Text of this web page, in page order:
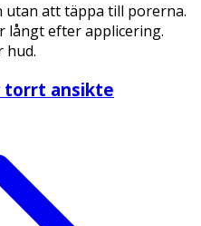
utan att täppa till porerna.
långt efter applicering.
hud.
torrt ansikte